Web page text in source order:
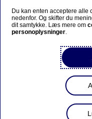
Når vi kender vores
bruger banken på,
finansielt miljø og
Derfor indgår vi kun i
accepterer kundens
For at sikre en
implementeret
kunde-procedurer
sanktioner. Vores
Du kan enten acceptere
nedenfor. Og skifter du
dit samtykke. Læs mere om
personoplysninger.